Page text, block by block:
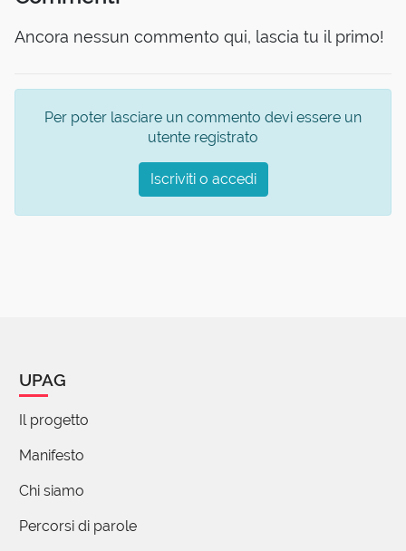
Ancora nessun commento qui, lascia tu il primo!
Per poter lasciare un commento devi essere un
utente registrato
Iscriviti o accedi
UPAG
Il progetto
Manifesto
Chi siamo
Percorsi di parole